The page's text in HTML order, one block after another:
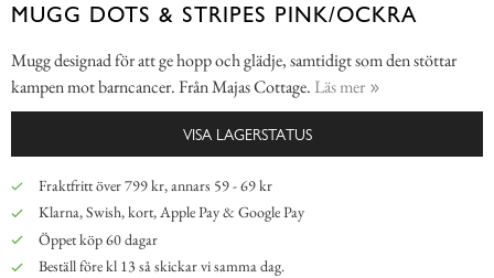
MUGG DOTS & STRIPES PINK/OCKRA
Mugg designad för att ge hopp och glädje, samtidigt som den stöttar
kampen mot barncancer. Från Majas Cottage. Läs mer
VISA LAGERSTATUS
Fraktfritt över 799 kr, annars 59 - 69 kr
Klarna, Swish, kort, Apple Pay & Google Pay
Öppet köp 60 dagar
Beställ före kl 13 så skickar vi samma dag.